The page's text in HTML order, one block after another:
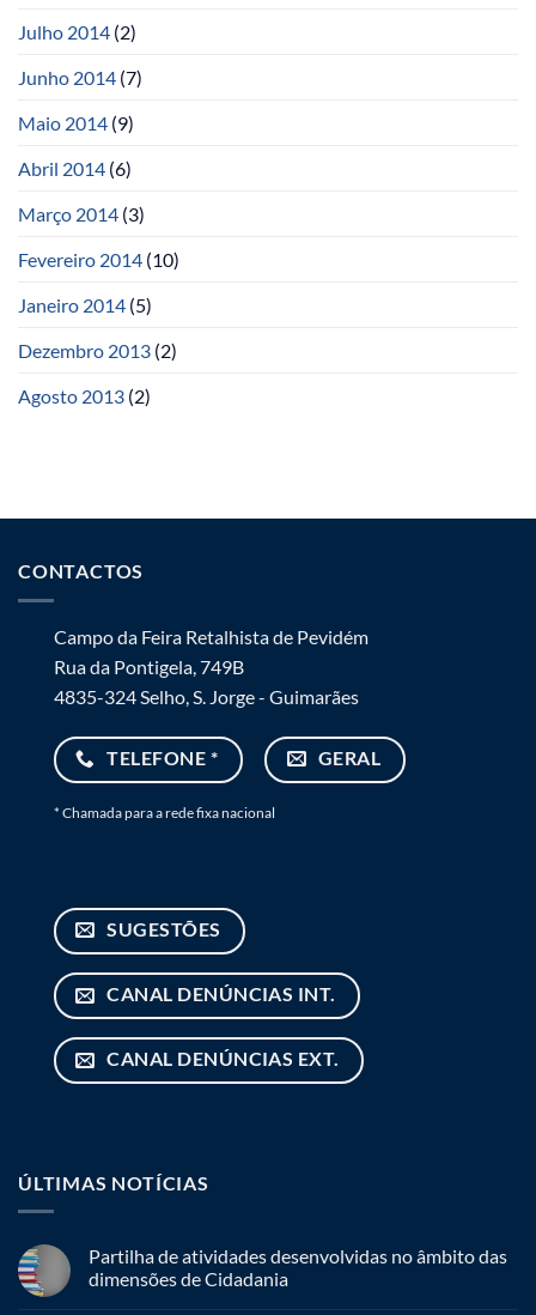
Julho 2014 (2)
Junho 2014 (7)
Maio 2014 (9)
Abril 2014 (6)
Março 2014 (3)
Fevereiro 2014 (10)
Janeiro 2014 (5)
Dezembro 2013 (2)
Agosto 2013 (2)
CONTACTOS
Campo da Feira Retalhista de Pevidém
Rua da Pontigela, 749B
4835-324 Selho, S. Jorge - Guimarães
TELEFONE * GERAL
* Chamada para a rede fixa nacional
SUGESTÕES
CANAL DENÚNCIAS INT.
CANAL DENÚNCIAS EXT.
ÚLTIMAS NOTÍCIAS
Partilha de atividades desenvolvidas no âmbito das
dimensões de Cidadania